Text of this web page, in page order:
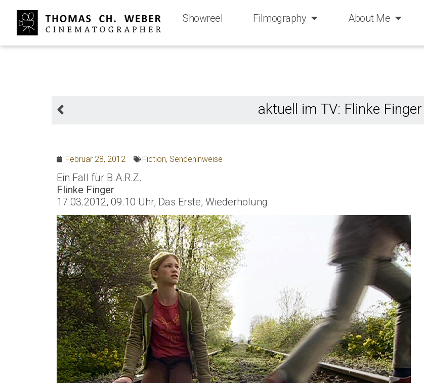
Showreel Filmography About Me
aktuell im TV: Flinke Finger
Februar 28, 2012 Fiction, Sendehinweise
Ein Fall für B.A.R.Z.
Flinke Finger
17.03.2012, 09.10 Uhr, Das Erste, Wiederholung